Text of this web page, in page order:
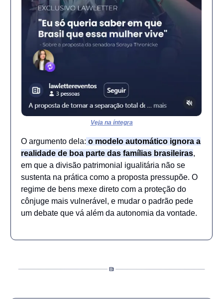
Veja na íntegra
O argumento dela: o modelo automático ignora a
realidade de boa parte das famílias brasileiras,
em que a divisão patrimonial igualitária não se
sustenta na prática como a proposta pressupõe. O
regime de bens mexe direto com a proteção do
cônjuge mais vulnerável, e mudar o padrão pede
um debate que vá além da autonomia da vontade.